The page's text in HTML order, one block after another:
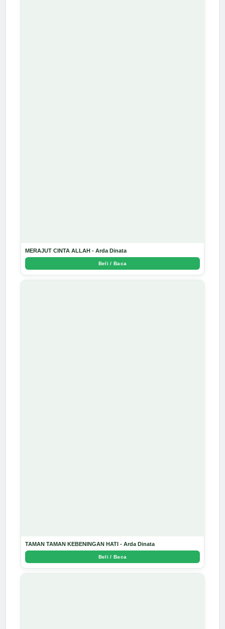
MERAJUT CINTA ALLAH - Arda Dinata
Beli / Baca
TAMAN TAMAN KEBENINGAN HATI - Arda Dinata
Beli / Baca